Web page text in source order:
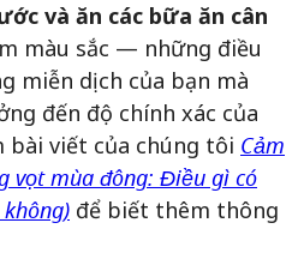
và ăn các bữa ăn cân
màu sắc — những điều
miễn dịch của bạn mà
đến độ chính xác của
bài viết của chúng tôi Cảm
vọt mùa đông: Điều gì có
để biết thêm thông